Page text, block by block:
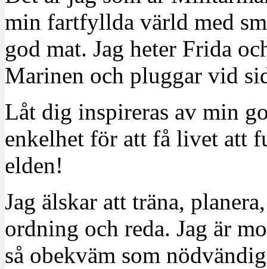
min fartfyllda värld med
god mat. Jag heter Frida
Marinen och pluggar vid
Låt dig inspireras av min
enkelhet för att få livet att
elden!
Jag älskar att träna,
ordning och reda. Jag är
så obekväm som